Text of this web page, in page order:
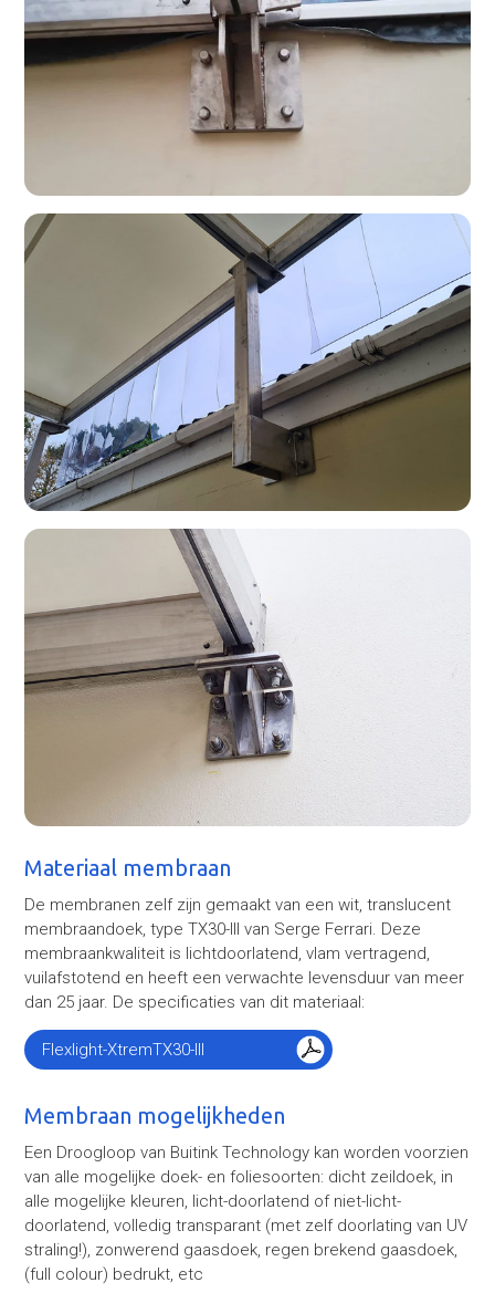
Materiaal membraan
De membranen zelf zijn gemaakt van een wit, translucent
membraandoek, type TX30-III van Serge Ferrari. Deze
membraankwaliteit is lichtdoorlatend, vlam vertragend,
vuilafstotend en heeft een verwachte levensduur van meer
dan 25 jaar. De specificaties van dit materiaal:
Flexlight-XtremTX30-III
Membraan mogelijkheden
Een Droogloop van Buitink Technology kan worden voorzien
van alle mogelijke doek- en foliesoorten: dicht zeildoek, in
alle mogelijke kleuren, licht-doorlatend of niet-licht-
doorlatend, volledig transparant (met zelf doorlating van UV
straling!), zonwerend gaasdoek, regen brekend gaasdoek,
(full colour) bedrukt, etc